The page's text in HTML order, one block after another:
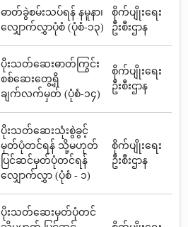
ဓာတ်ခွဲစမ်းသပ်ရန် နမူနာ၊
လျှောက်လွှာပုံစံ (ပုံစံ-၁၃)
စိုက်ပျိုးရေး
ဦးစီးဌာန
ပိုးသတ်ဆေးဓာတ်ကြွင်း
စစ်ဆေးတွေ့ရှိ
ချက်လက်မှတ် (ပုံစံ-၁၄)
စိုက်ပျိုးရေး
ဦးစီးဌာန
ပိုးသတ်ဆေးသုံးစွဲခွင့်
မှတ်ပုံတင်ရန် သို့မဟုတ်
ပြင်ဆင်မှတ်ပုံတင်ရန်
လျှောက်လွှာ (ပုံစံ - ၁)
စိုက်ပျိုးရေး
ဦးစီးဌာန
ပိုးသတ်ဆေးမှတ်ပုံတင်